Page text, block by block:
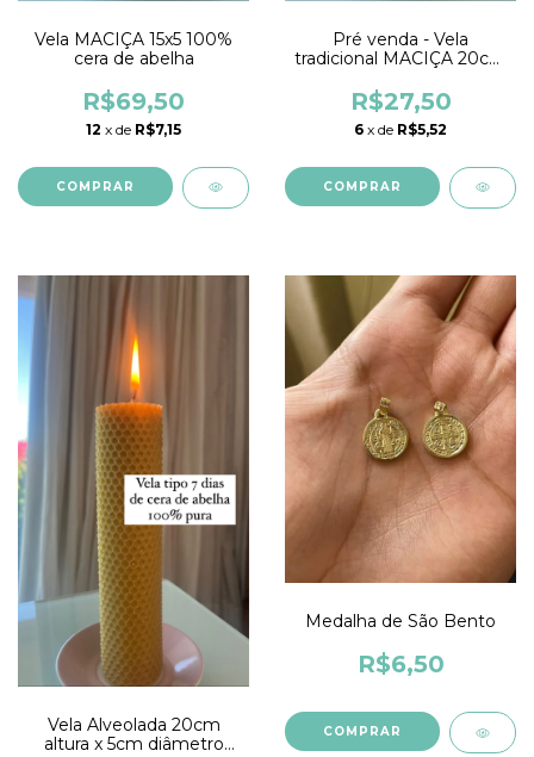
Vela MACIÇA 15x5 100%
cera de abelha
R$69,50
12 x de R$7,15
Pré venda - Vela
tradicional MACIÇA 20cm
100% cera de abelha
R$27,50
6 x de R$5,52
Vela Alveolada 20cm
altura x 5cm diâmetro
Medalha de São Bento
R$6,50